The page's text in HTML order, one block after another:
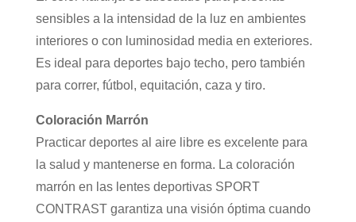
sensibles a la intensidad de la luz en ambientes
interiores o con luminosidad media en exteriores.
Es ideal para deportes bajo techo, pero también
para correr, fútbol, equitación, caza y tiro.
Coloración Marrón
Practicar deportes al aire libre es excelente para
la salud y mantenerse en forma. La coloración
marrón en las lentes deportivas SPORT
CONTRAST garantiza una visión óptima cuando